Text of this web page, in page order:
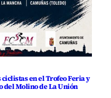
en el Trofeo Feria y
del Molino de La Unión